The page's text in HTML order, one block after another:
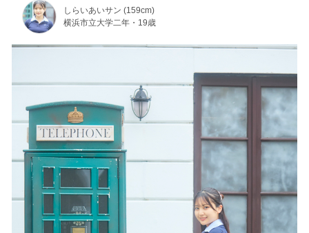
しらいあいサン (159cm)
横浜市立大学二年・19歳